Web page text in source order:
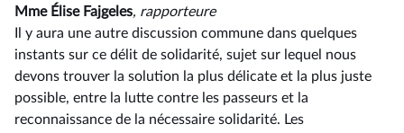
Mme Élise Fajgeles, rapporteure
Il y aura une autre discussion commune dans quelques
instants sur ce délit de solidarité, sujet sur lequel nous
devons trouver la solution la plus délicate et la plus juste
possible, entre la lutte contre les passeurs et la
reconnaissance de la nécessaire solidarité. Les